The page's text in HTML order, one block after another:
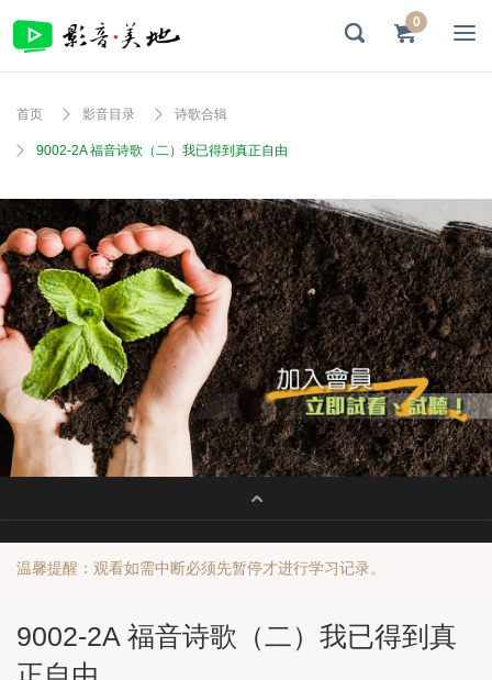
0
首页 影音目录 诗歌合辑
9002-2A 福音诗歌（二）我已得到真正自由
温馨提醒：观看如需中断必须先暂停才进行学习记录。
9002-2A 福音诗歌（二）我已得到真